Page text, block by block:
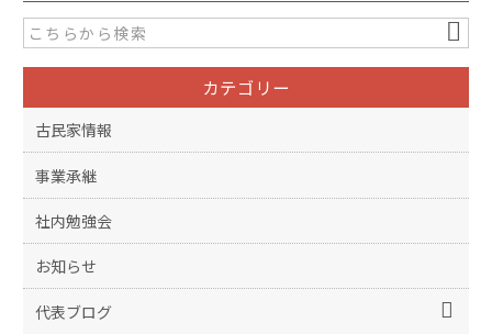
カテゴリー
古民家情報
事業承継
社内勉強会
お知らせ
代表ブログ